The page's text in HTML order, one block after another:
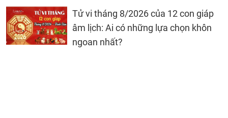
Tử vi tháng 8/2026 của 12 con giáp
âm lịch: Ai có những lựa chọn khôn
ngoan nhất?